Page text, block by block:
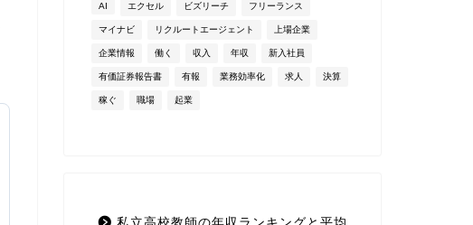
AI エクセル ビズリーチ フリーランス
マイナビ リクルートエージェント 上場企業
企業情報 働く 収入 年収 新入社員
有価証券報告書 有報 業務効率化 求人 決算
稼ぐ 職場 起業